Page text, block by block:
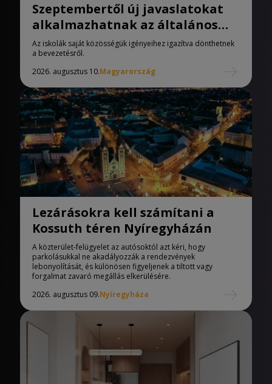
Szeptembertől új javaslatokat
alkalmazhatnak az általános
iskolák
Az iskolák saját közösségük igényeihez igazítva dönthetnek
a bevezetésről.
2026. augusztus 10.Magyarország
Lezárásokra kell számítani a
Kossuth téren Nyíregyházán
A közterület-felügyelet az autósoktól azt kéri, hogy
parkolásukkal ne akadályozzák a rendezvények
lebonyolítását, és különösen figyeljenek a tiltott vagy
forgalmat zavaró megállás elkerülésére.
2026. augusztus 09.Nyíregyháza